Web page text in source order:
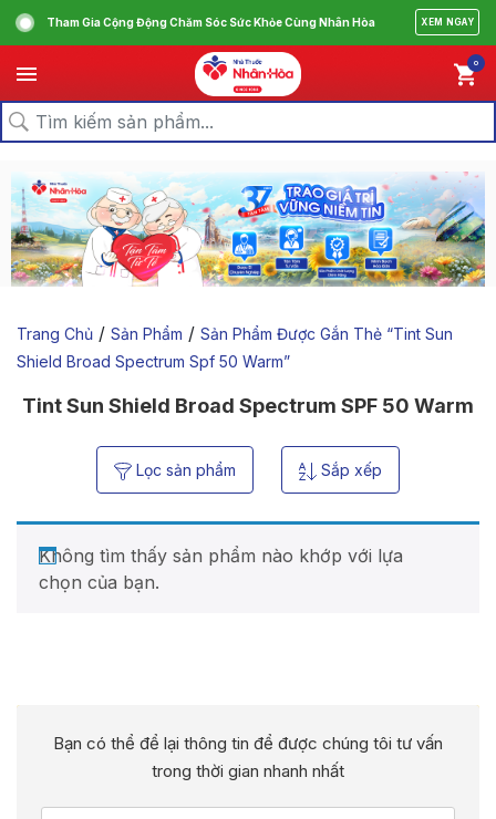
Tham Gia Cộng Động Chăm Sóc Sức Khỏe Cùng Nhân Hòa XEM NGAY
0
Trang Chủ / Sản Phẩm / Sản Phẩm Được Gắn Thẻ “tint Sun
Shield Broad Spectrum Spf 50 Warm”
Tint Sun Shield Broad Spectrum SPF 50 Warm
Lọc sản phẩm Sắp xếp
Không tìm thấy sản phẩm nào khớp với lựa
chọn của bạn.
Bạn có thể để lại thông tin để được chúng tôi tư vấn
trong thời gian nhanh nhất